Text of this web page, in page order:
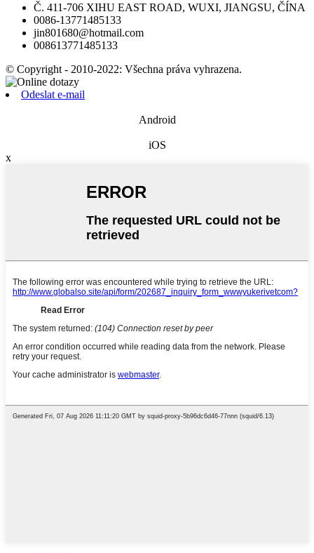
Č. 411-706 XIHU EAST ROAD, WUXI, JIANGSU, ČÍNA
0086-13771485133
jin801680@hotmail.com
008613771485133
© Copyright - 2010-2022: Všechna práva vyhrazena.
Odeslat e-mail
Android
iOS
x